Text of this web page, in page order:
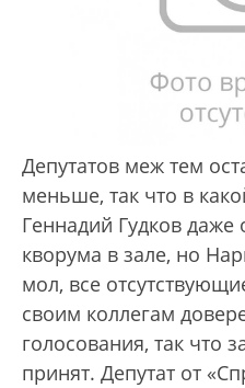
Депутатов меж тем
меньше, так что в
Геннадий Гудков
кворума в зале, но
мол, все
своим коллегам
голосования, так что
принят. Депутат от